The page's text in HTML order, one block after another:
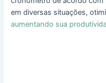
em diversas situações,
aumentando sua